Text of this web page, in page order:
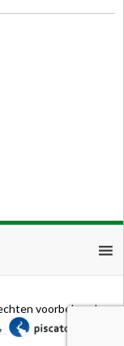
voorbehouden.